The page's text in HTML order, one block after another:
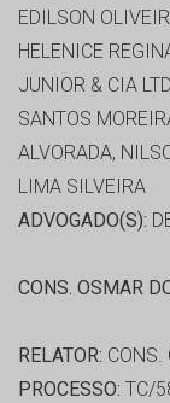
EDILSON
HELENICE
JUNIOR & CIA
SANTOS
ALVORADA,
LIMA SILVEIRA
ADVOGADO(S):
CONS. OSMAR
RELATOR: CONS.
PROCESSO: TC/